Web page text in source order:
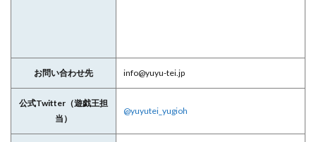
お問い合わせ先 info@yuyu-tei.jp
公式Twitter（遊戯王担
当）
@yuyutei_yugioh